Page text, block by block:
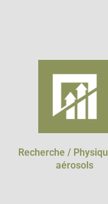
Recherche /
aérosols